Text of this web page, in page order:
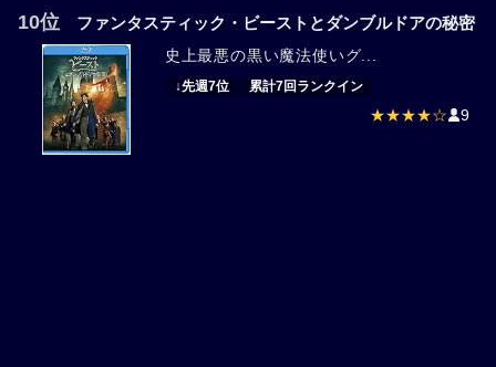
10位 ファンタスティック・ビーストとダンブルドアの秘密
史上最悪の黒い魔法使いグ...
↓先週7位 累計7回ランクイン
★★★★☆ 9